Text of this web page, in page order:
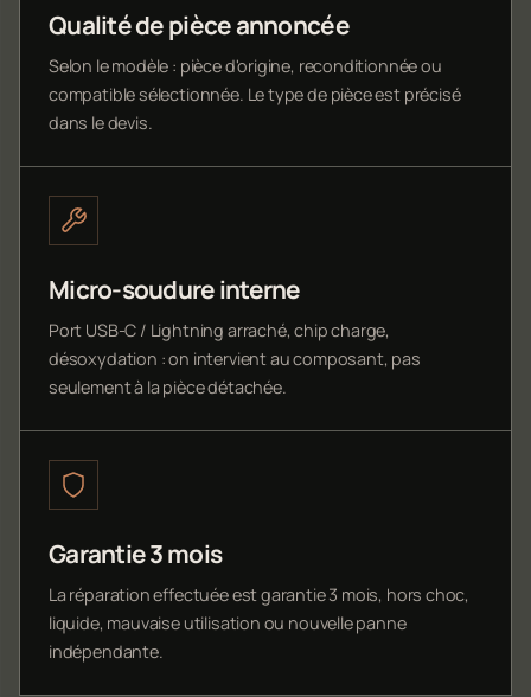
Qualité de pièce annoncée
Selon le modèle : pièce d'origine, reconditionnée ou
compatible sélectionnée. Le type de pièce est précisé
dans le devis.
Micro-soudure interne
Port USB-C / Lightning arraché, chip charge,
désoxydation : on intervient au composant, pas
seulement à la pièce détachée.
Garantie 3 mois
La réparation effectuée est garantie 3 mois, hors choc,
liquide, mauvaise utilisation ou nouvelle panne
indépendante.